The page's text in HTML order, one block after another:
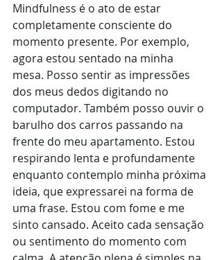
Mindfulness é o ato de estar
completamente consciente do
momento presente. Por exemplo,
agora estou sentado na minha
mesa. Posso sentir as impressões
dos meus dedos digitando no
computador. Também posso ouvir o
barulho dos carros passando na
frente do meu apartamento. Estou
respirando lenta e profundamente
enquanto contemplo minha próxima
ideia, que expressarei na forma de
uma frase. Estou com fome e me
sinto cansado. Aceito cada sensação
ou sentimento do momento com